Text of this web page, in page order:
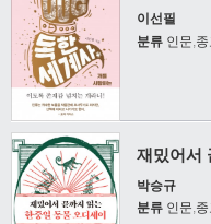
이선필
분류 인문
재밌어서
박승규
분류 인문,